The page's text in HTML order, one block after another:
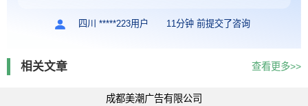
四川 *****223用户 11分钟 前提交了咨询
相关文章 查看更多>>
成都美潮广告有限公司